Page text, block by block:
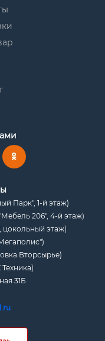
Парк", 1-й этаж)
206", 4-й этаж)
цокольный этаж)
Вторсырье)
31Б